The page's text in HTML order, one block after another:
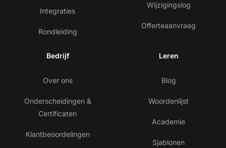
Integraties
Rondleiding
Wijzigingslog
Offerteaanvraag
Bedrijf
Over ons
Onderscheidingen &
Certificaten
Klantbeoordelingen
Leren
Blog
Woordenlijst
Academie
Sjablonen